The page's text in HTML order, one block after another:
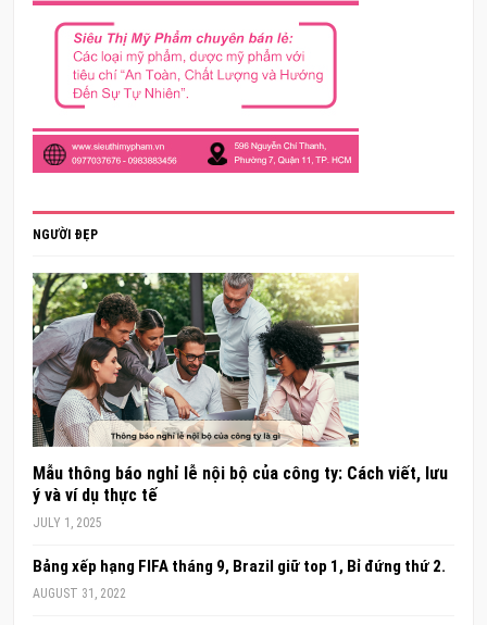
NGƯỜI ĐẸP
Mẫu thông báo nghỉ lễ nội bộ của công ty: Cách viết, lưu
ý và ví dụ thực tế
JULY 1, 2025
Bảng xếp hạng FIFA tháng 9, Brazil giữ top 1, Bỉ đứng thứ 2.
AUGUST 31, 2022